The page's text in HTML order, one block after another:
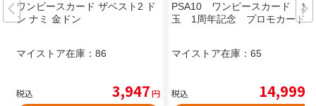
ワンピースカード ザベスト2 ド
ン ナミ 金ドン
マイストア在庫： 86
税込 3,947円
PSA10 ワンピースカード お
玉 1周年記念 プロモカード
マイストア在庫： 65
税込 14,999